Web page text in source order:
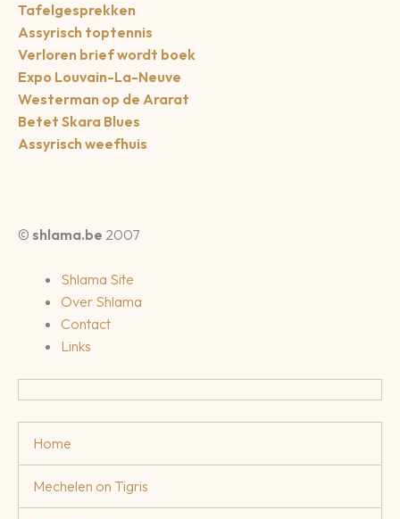
Tafelgesprekken
Assyrisch toptennis
Verloren brief wordt boek
Expo Louvain-La-Neuve
Westerman op de Ararat
Betet Skara Blues
Assyrisch weefhuis
© shlama.be 2007
Shlama Site
Over Shlama
Contact
Links
Home
Mechelen on Tigris